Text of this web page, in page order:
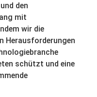
den
mit
wir die
Herausforderungen
schützt und eine